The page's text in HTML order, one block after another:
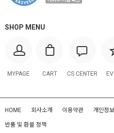
SHOP MENU
MYPAGE CART CS CENTER
HOME 회사소개 이용약관 개인정
반품 및 환불 정책